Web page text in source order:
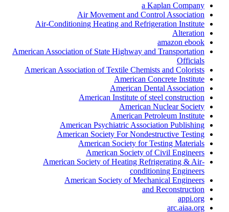
a Kaplan Company
Air Movement and Control Association
Air-Conditioning Heating and Refrigeration Institute
Alteration
amazon ebook
American Association of State Highway and Transportation
Officials
American Association of Textile Chemists and Colorists
American Concrete Institute
American Dental Association
American Institute of steel construction
American Nuclear Society
American Petroleum Institute
American Psychiatric Association Publishing
American Society For Nondestructive Testing
American Society for Testing Materials
American Society of Civil Engineers
American Society of Heating Refrigerating & Air-
conditioning Engineers
American Society of Mechanical Engineers
and Reconstruction
appi.org
arc.aiaa.org